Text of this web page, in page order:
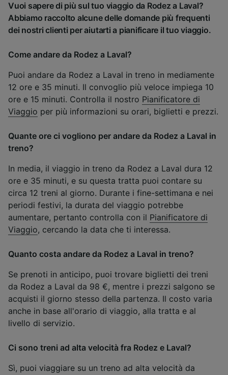
Vuoi sapere di più sul tuo viaggio da Rodez a Laval?
Abbiamo raccolto alcune delle domande più frequenti
dei nostri clienti per aiutarti a pianificare il tuo viaggio.
Come andare da Rodez a Laval?
Puoi andare da Rodez a Laval in treno in mediamente
12 ore e 35 minuti. Il convoglio più veloce impiega 10
ore e 15 minuti. Controlla il nostro Pianificatore di
Viaggio per più informazioni su orari, biglietti e prezzi.
Quante ore ci vogliono per andare da Rodez a Laval in
treno?
In media, il viaggio in treno da Rodez a Laval dura 12
ore e 35 minuti, e su questa tratta puoi contare su
circa 12 treni al giorno. Durante i fine-settimana e nei
periodi festivi, la durata del viaggio potrebbe
aumentare, pertanto controlla con il Pianificatore di
Viaggio, cercando la data che ti interessa.
Quanto costa andare da Rodez a Laval in treno?
Se prenoti in anticipo, puoi trovare biglietti dei treni
da Rodez a Laval da 98 €, mentre i prezzi salgono se
acquisti il giorno stesso della partenza. Il costo varia
anche in base all'orario di viaggio, alla tratta e al
livello di servizio.
Ci sono treni ad alta velocità fra Rodez e Laval?
Sì, puoi viaggiare su un treno ad alta velocità da